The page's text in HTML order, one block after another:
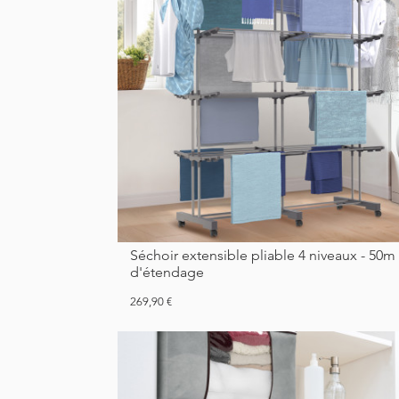
Séchoir extensible pliable 4 niveaux - 50m
d'étendage
Prix
269,90 €